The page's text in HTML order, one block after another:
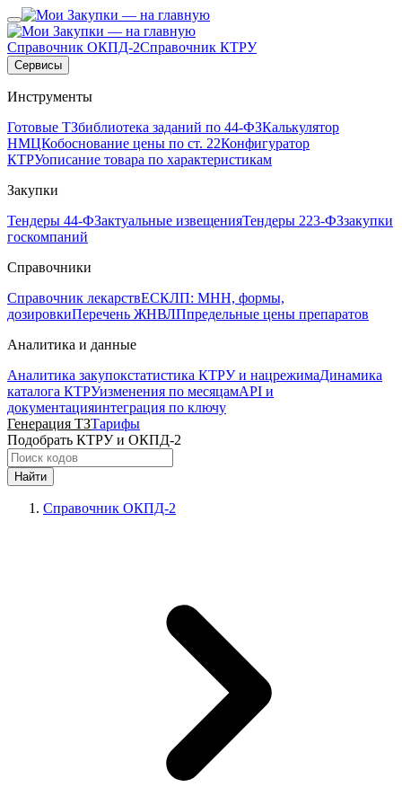
Справочник ОКПД-2Справочник КТРУ
Сервисы
Инструменты
Готовые ТЗбиблиотека заданий по 44-ФЗКалькулятор
НМЦКобоснование цены по ст. 22Конфигуратор
КТРУописание товара по характеристикам
Закупки
Тендеры 44-ФЗактуальные извещенияТендеры 223-ФЗзакупки
госкомпаний
Справочники
Справочник лекарствЕСКЛП: МНН, формы,
дозировкиПеречень ЖНВЛПпредельные цены препаратов
Аналитика и данные
Аналитика закупокстатистика КТРУ и нацрежимаДинамика
каталога КТРУизменения по месяцамAPI и
документацияинтеграция по ключу
Генерация ТЗТарифы
Подобрать КТРУ и ОКПД-2
Найти
Справочник ОКПД-2